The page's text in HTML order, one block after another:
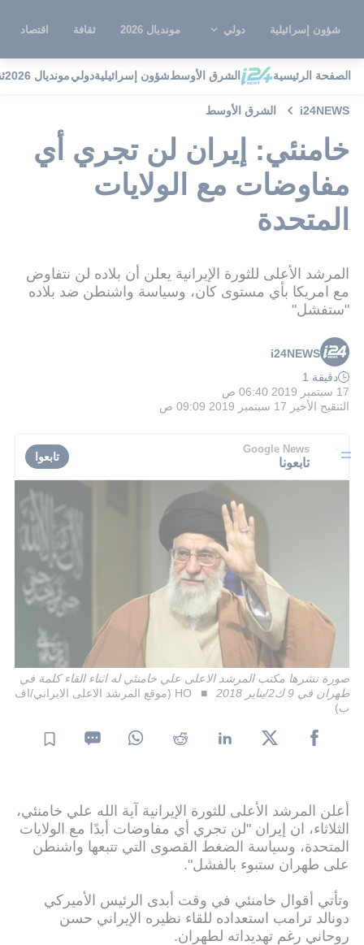
شؤون إسرائيلية دولي مونديال 2026 ثقافة اقتصاد
الصفحة الرئيسية الشرق الأوسطشؤون إسرائيليةدوليمونديال 2026
i24NEWS الشرق الأوسط
خامنئي: إيران لن تجري أي
مفاوضات مع الولايات
المتحدة
المرشد الأعلى للثورة الإيرانية يعلن أن بلاده لن نتفاوض
مع امريكا بأي مستوى كان، وسياسة واشنطن ضد بلاده
"ستفشل"
i24NEWS
دقيقة 1
17 سبتمبر 2019 06:40 ص
التنقيح الأخير 17 سبتمبر 2019 09:09 ص
Google News
تابعونا تابعوا
صورة نشرها مكتب المرشد الاعلى علي خامنئي له اثناء القاء كلمة في
طهران في 9 ك2/يناير 2018
HO (موقع المرشد الاعلى الايراني/اف
ب)
أعلن المرشد الأعلى للثورة الإيرانية آية الله علي خامنئي،
الثلاثاء، ان إيران "لن تجري أي مفاوضات أبدًا مع الولايات
المتحدة، وسياسة الضغط القصوى التي تتبعها واشنطن
على طهران ستبوء بالفشل".
وتأتي أقوال خامنئي في وقت أبدى الرئيس الأميركي
دونالد ترامب استعداده للقاء نظيره الإيراني حسن
روحاني رغم تهديداته لطهران.